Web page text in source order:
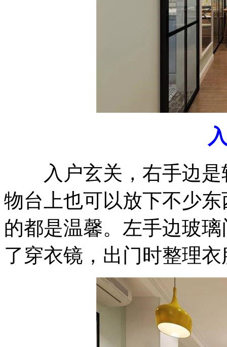
入户玄关，右手边是
物台上也可以放下不少
的都是温馨。左手边玻
了穿衣镜，出门时整理